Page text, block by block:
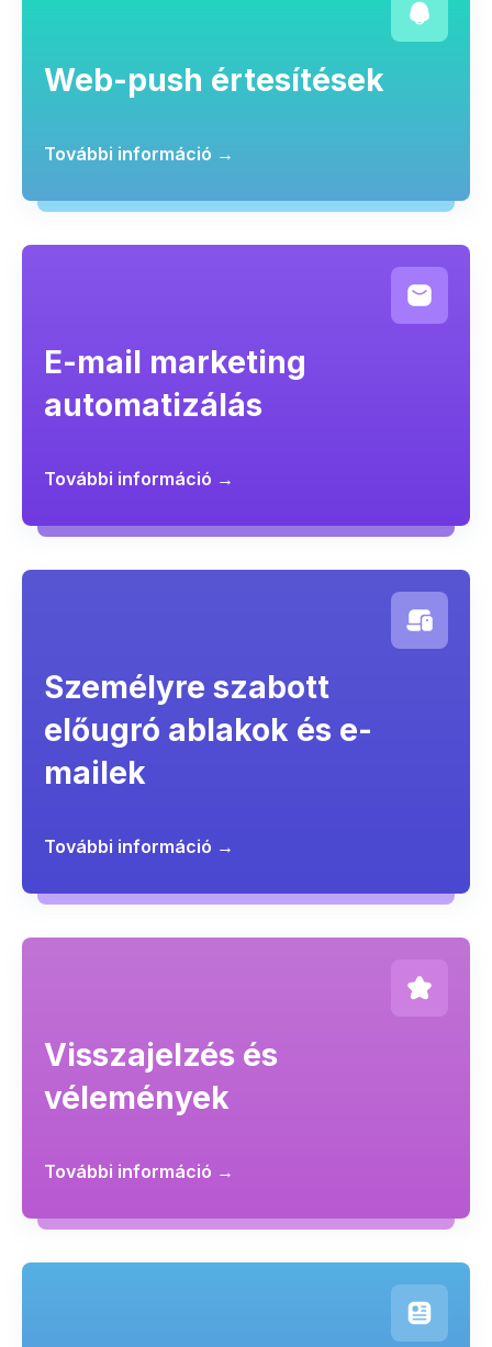
Web-push értesítések
További információ →
E-mail marketing
automatizálás
További információ →
Személyre szabott
előugró ablakok és e-
mailek
További információ →
Visszajelzés és
vélemények
További információ →